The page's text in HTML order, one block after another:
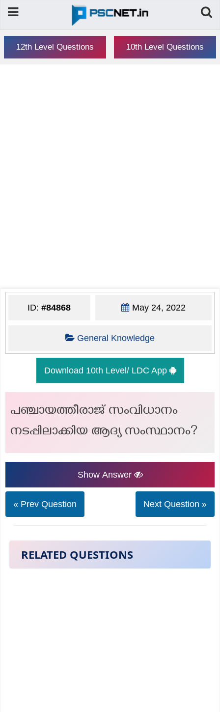
12th Level Questions 10th Level Questions
ID:#84868 May 24, 2022
General Knowledge
Download 10th Level/ LDC App
പഞ്ചായത്തീരാജ് സംവിധാനം
നടപ്പിലാക്കിയ ആദ്യ സംസ്ഥാനം?
Show Answer
« Prev Question Next Question »
RELATED QUESTIONS